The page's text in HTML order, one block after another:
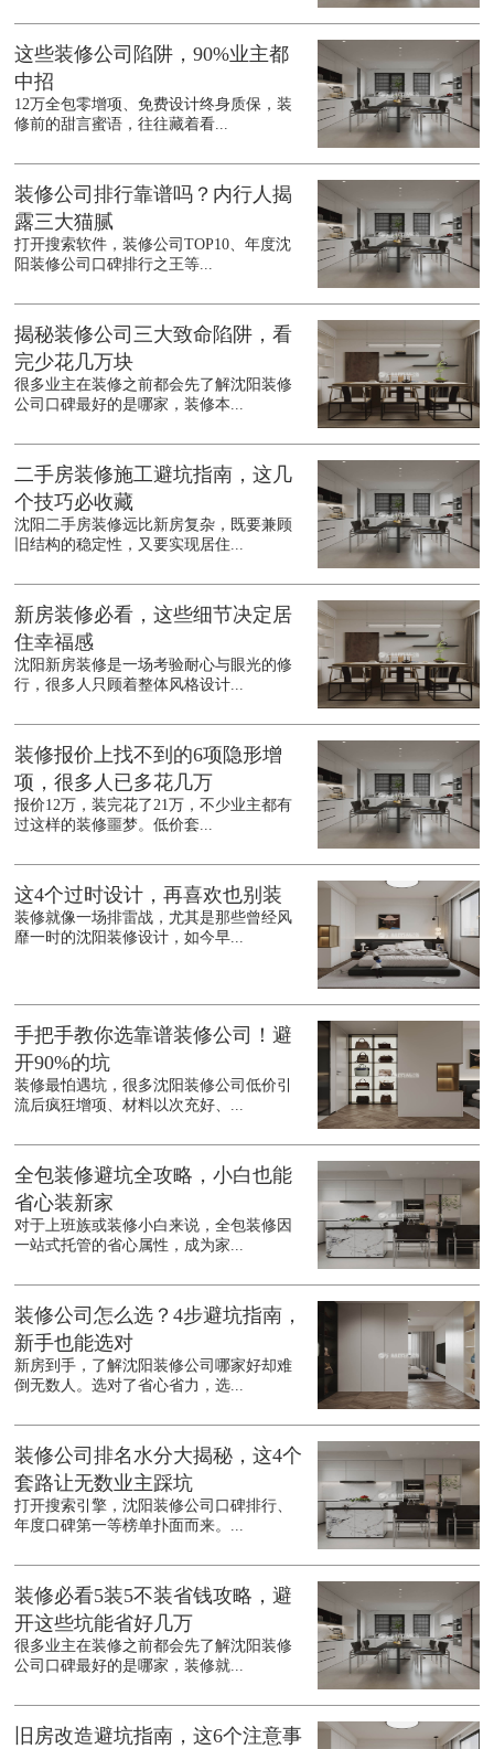
这些装修公司陷阱，90%业主都
中招
12万全包零增项、免费设计终身质保，装
修前的甜言蜜语，往往藏着看...
装修公司排行靠谱吗？内行人揭
露三大猫腻
打开搜索软件，装修公司TOP10、年度沈
阳装修公司口碑排行之王等...
揭秘装修公司三大致命陷阱，看
完少花几万块
很多业主在装修之前都会先了解沈阳装修
公司口碑最好的是哪家，装修本...
二手房装修施工避坑指南，这几
个技巧必收藏
沈阳二手房装修远比新房复杂，既要兼顾
旧结构的稳定性，又要实现居住...
新房装修必看，这些细节决定居
住幸福感
沈阳新房装修是一场考验耐心与眼光的修
行，很多人只顾着整体风格设计...
装修报价上找不到的6项隐形增
项，很多人已多花几万
报价12万，装完花了21万，不少业主都有
过这样的装修噩梦。低价套...
这4个过时设计，再喜欢也别装
装修就像一场排雷战，尤其是那些曾经风
靡一时的沈阳装修设计，如今早...
手把手教你选靠谱装修公司！避
开90%的坑
装修最怕遇坑，很多沈阳装修公司低价引
流后疯狂增项、材料以次充好、...
全包装修避坑全攻略，小白也能
省心装新家
对于上班族或装修小白来说，全包装修因
一站式托管的省心属性，成为家...
装修公司怎么选？4步避坑指南，
新手也能选对
新房到手，了解沈阳装修公司哪家好却难
倒无数人。选对了省心省力，选...
装修公司排名水分大揭秘，这4个
套路让无数业主踩坑
打开搜索引擎，沈阳装修公司口碑排行、
年度口碑第一等榜单扑面而来。...
装修必看5装5不装省钱攻略，避
开这些坑能省好几万
很多业主在装修之前都会先了解沈阳装修
公司口碑最好的是哪家，装修就...
旧房改造避坑指南，这6个注意事